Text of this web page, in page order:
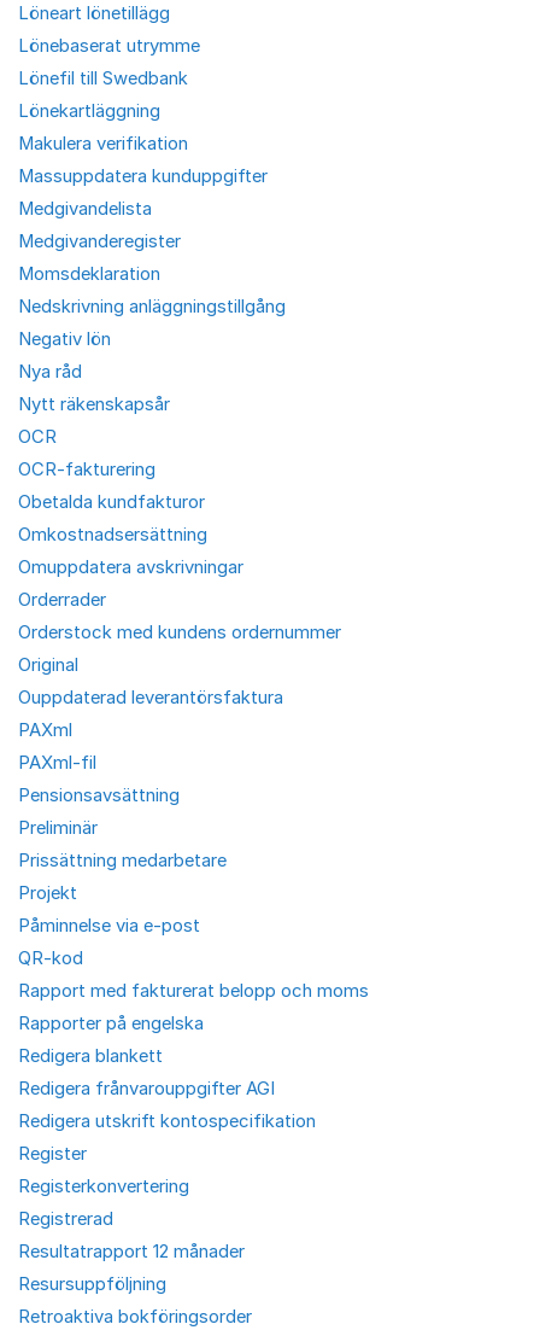
Löneart lönetillägg
Lönebaserat utrymme
Lönefil till Swedbank
Lönekartläggning
Makulera verifikation
Massuppdatera kunduppgifter
Medgivandelista
Medgivanderegister
Momsdeklaration
Nedskrivning anläggningstillgång
Negativ lön
Nya råd
Nytt räkenskapsår
OCR
OCR-fakturering
Obetalda kundfakturor
Omkostnadsersättning
Omuppdatera avskrivningar
Orderrader
Orderstock med kundens ordernummer
Original
Ouppdaterad leverantörsfaktura
PAXml
PAXml-fil
Pensionsavsättning
Preliminär
Prissättning medarbetare
Projekt
Påminnelse via e-post
QR-kod
Rapport med fakturerat belopp och moms
Rapporter på engelska
Redigera blankett
Redigera frånvarouppgifter AGI
Redigera utskrift kontospecifikation
Register
Registerkonvertering
Registrerad
Resultatrapport 12 månader
Resursuppföljning
Retroaktiva bokföringsorder